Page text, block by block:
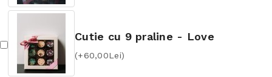
Cutie cu 9 praline - Love
(+60,00Lei)